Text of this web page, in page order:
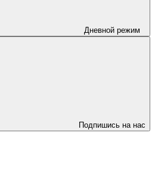
Дневной режим
Подпишись на нас